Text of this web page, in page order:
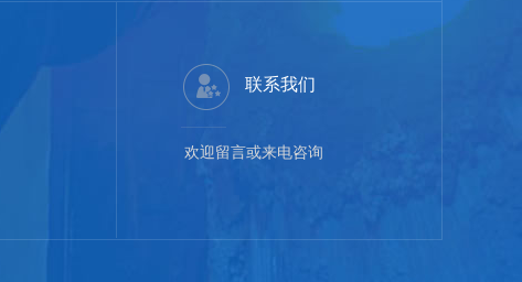
联系我们
欢迎留言或来电咨询